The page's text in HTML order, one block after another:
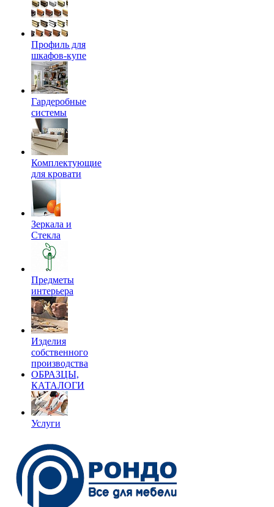
Профиль для
шкафов-купе
Гардеробные
системы
Комплектующие
для кровати
Зеркала и
Стекла
Предметы
интерьера
Изделия
собственного
производства
ОБРАЗЦЫ,
КАТАЛОГИ
Услуги